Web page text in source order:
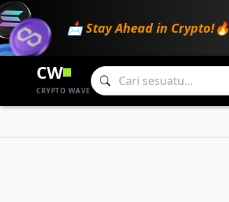
📩 Stay Ahead in Crypto!🔥
CW
CRYPTO WAVE